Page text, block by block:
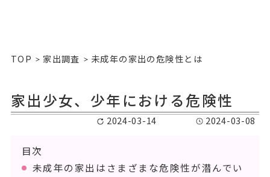
TOP 家出調査 未成年の家出の危険性とは
家出少女、少年における危険性
2024-03-14 2024-03-08
目次
未成年の家出はさまざまな危険性が潜んでい